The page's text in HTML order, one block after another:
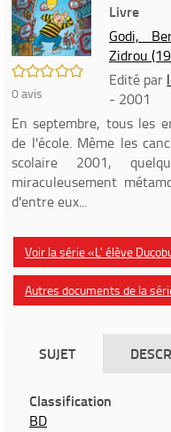
/5
0avis
Livre
Godi,
Zidrou
Edité par
- 2001
En septembre, tous les
de l'école. Même les
scolaire 2001,
miraculeusement
d'entre eux...
Voir la série «L' élève
Autres documents de la
SUJET
Classification
BD